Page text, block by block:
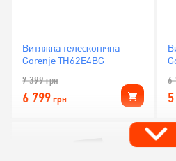
Витяжка телескопічна
Gorenje TH62E4BG
7 399грн
6 799грн
6